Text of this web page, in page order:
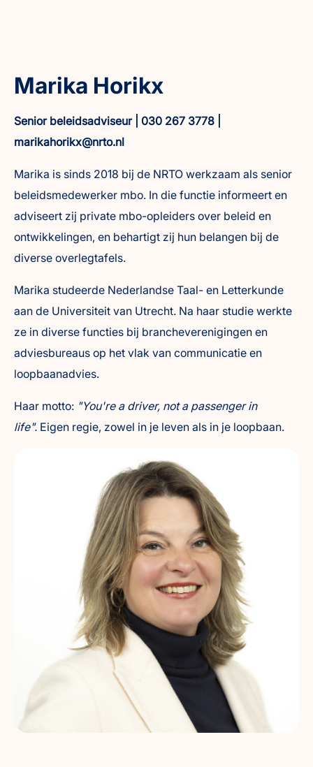
Marika Horikx
Senior beleidsadviseur | 030 267 3778 |
marikahorikx@nrto.nl
Marika is sinds 2018 bij de NRTO werkzaam als senior
beleidsmedewerker mbo. In die functie informeert en
adviseert zij private mbo-opleiders over beleid en
ontwikkelingen, en behartigt zij hun belangen bij de
diverse overlegtafels.
Marika studeerde Nederlandse Taal- en Letterkunde
aan de Universiteit van Utrecht. Na haar studie werkte
ze in diverse functies bij brancheverenigingen en
adviesbureaus op het vlak van communicatie en
loopbaanadvies.
Haar motto: "You're a driver, not a passenger in
life". Eigen regie, zowel in je leven als in je loopbaan.